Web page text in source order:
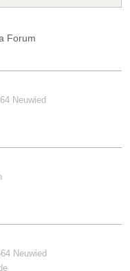
Forum
Neuwied
Neuwied